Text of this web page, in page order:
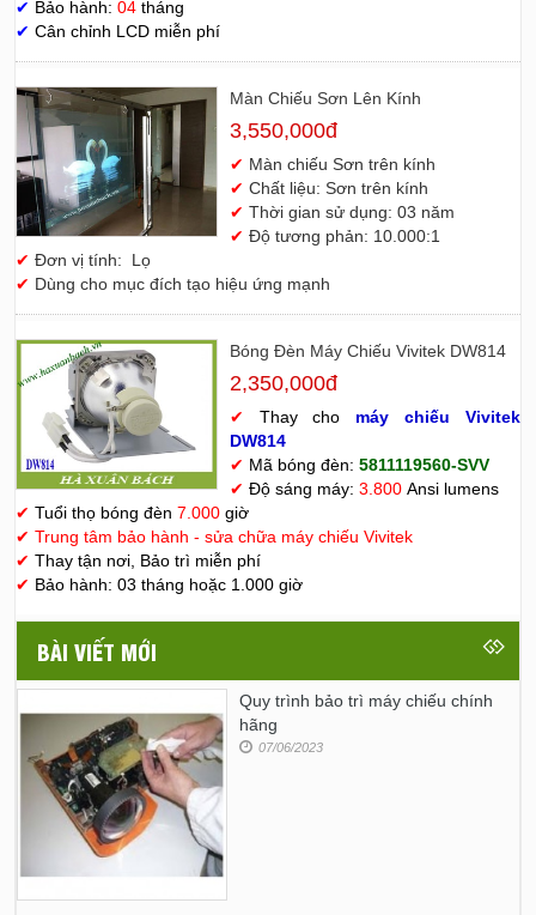
✔ Bảo hành: 04 tháng
✔ Cân chỉnh LCD miễn phí
Màn Chiếu Sơn Lên Kính
3,550,000đ
✔ Màn chiếu Sơn trên kính
✔ Chất liệu: Sơn trên kính
✔ Thời gian sử dụng: 03 năm
✔ Độ tương phản: 10.000:1
✔ Đơn vị tính: Lọ
✔ Dùng cho mục đích tạo hiệu ứng mạnh
Bóng Đèn Máy Chiếu Vivitek DW814
2,350,000đ
✔ Thay cho máy chiếu Vivitek
DW814
✔ Mã bóng đèn: 5811119560-SVV
✔ Độ sáng máy: 3.800Ansi lumens
✔ Tuổi thọ bóng đèn 7.000 giờ
✔ Trung tâm bảo hành - sửa chữa máy chiếu Vivitek
✔ Thay tận nơi, Bảo trì miễn phí
✔ Bảo hành: 03 tháng hoặc 1.000 giờ
BÀI VIẾT MỚI
Quy trình bảo trì máy chiếu chính
hãng
07/06/2023